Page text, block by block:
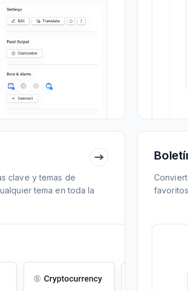
clave y temas de
tema en toda la